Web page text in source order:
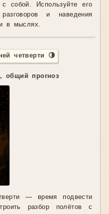
собой. Используйте его
и наведения
в мыслях.
четверти 🌗
общий прогноз
— время подвести
разбор полётов с